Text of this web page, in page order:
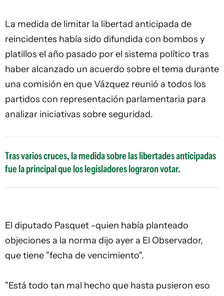
La medida de limitar la libertad anticipada de
reincidentes había sido difundida con bombos y
platillos el año pasado por el sistema político tras
haber alcanzado un acuerdo sobre el tema durante
una comisión en que Vázquez reunió a todos los
partidos con representación parlamentaria para
analizar iniciativas sobre seguridad.
Tras varios cruces, la medida sobre las libertades anticipadas
fue la principal que los legisladores lograron votar.
El diputado Pasquet -quien había planteado
objeciones a la norma dijo ayer a El Observador,
que tiene "fecha de vencimiento".
"Está todo tan mal hecho que hasta pusieron eso